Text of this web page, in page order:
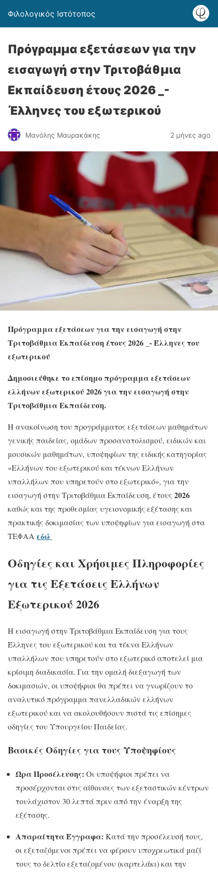
Φιλολογικός Ιστότοπος
Πρόγραμμα εξετάσεων για την
εισαγωγή στην Τριτοβάθμια
Εκπαίδευση έτους 2026 _-
Έλληνες του εξωτερικού
Μανόλης Μαυρακάκης 2 μήνες ago
Πρόγραμμα εξετάσεων για την εισαγωγή στην
Τριτοβάθμια Εκπαίδευση έτους 2026 _- Έλληνες του
εξωτερικού
Δημοσιεύθηκε το επίσημο πρόγραμμα εξετάσεων
ελλήνων εξωτερικού 2026 για την εισαγωγή στην
Τριτοβάθμια Εκπαίδευση.
Η ανακοίνωση του προγράμματος εξετάσεων μαθημάτων
γενικής παιδείας, ομάδων προσανατολισμού, ειδικών και
μουσικών μαθημάτων, υποψηφίων της ειδικής κατηγορίας
«Ελλήνων του εξωτερικού και τέκνων Ελλήνων
υπαλλήλων που υπηρετούν στο εξωτερικό», για την
εισαγωγή στην Τριτοβάθμια Εκπαίδευση, έτους 2026
καθώς και της προθεσμίας υγειονομικής εξέτασης και
πρακτικής δοκιμασίας των υποψηφίων για εισαγωγή στα
ΤΕΦΑΑ εδώ
Οδηγίες και Χρήσιμες Πληροφορίες
για τις Εξετάσεις Ελλήνων
Εξωτερικού 2026
Η εισαγωγή στην Τριτοβάθμια Εκπαίδευση για τους
Έλληνες του εξωτερικού και τα τέκνα Ελλήνων
υπαλλήλων που υπηρετούν στο εξωτερικό αποτελεί μια
κρίσιμη διαδικασία. Για την ομαλή διεξαγωγή των
δοκιμασιών, οι υποψήφιοι θα πρέπει να γνωρίζουν το
αναλυτικό πρόγραμμα πανελλαδικών ελλήνων
εξωτερικού και να ακολουθήσουν πιστά τις επίσημες
οδηγίες του Υπουργείου Παιδείας.
Βασικές Οδηγίες για τους Υποψηφίους
Ώρα Προσέλευσης: Οι υποψήφιοι πρέπει να
προσέρχονται στις αίθουσες των εξεταστικών κέντρων
τουλάχιστον 30 λεπτά πριν από την έναρξη της
εξέτασης.
Απαραίτητα Έγγραφα: Κατά την προσέλευσή τους,
οι εξεταζόμενοι πρέπει να φέρουν υποχρεωτικά μαζί
τους το δελτίο εξεταζομένου (καρτελάκι) και την